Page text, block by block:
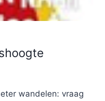
wandelen: vraag